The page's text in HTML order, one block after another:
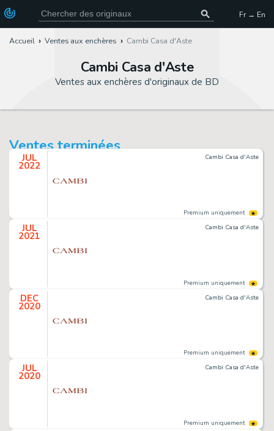
Fr → En
Accueil Ventes aux enchères Cambi Casa d'Aste
Cambi Casa d'Aste
Ventes aux enchères d'originaux de BD
Ventes terminées
JUL
2022
Cambi Casa d'Aste
Premium uniquement
JUL
2021
Cambi Casa d'Aste
Premium uniquement
DEC
2020
Cambi Casa d'Aste
Premium uniquement
JUL
2020
Cambi Casa d'Aste
Premium uniquement